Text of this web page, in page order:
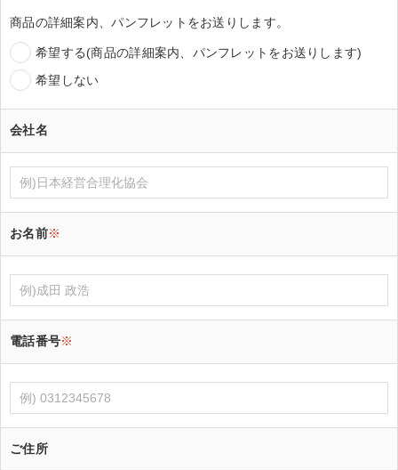
商品の詳細案内、パンフレットをお送りします。
希望する(商品の詳細案内、パンフレットをお送りします)
希望しない
会社名
お名前※
電話番号※
ご住所